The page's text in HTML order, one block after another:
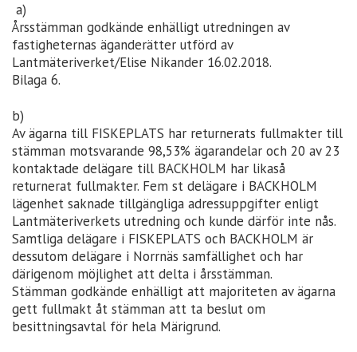
a)
Årsstämman godkände enhälligt utredningen av
fastigheternas äganderätter utförd av
Lantmäteriverket/Elise Nikander 16.02.2018.
Bilaga 6.
b)
Av ägarna till FISKEPLATS har returnerats fullmakter till
stämman motsvarande 98,53% ägarandelar och 20 av 23
kontaktade delägare till BACKHOLM har likaså
returnerat fullmakter. Fem st delägare i BACKHOLM
lägenhet saknade tillgängliga adressuppgifter enligt
Lantmäteriverkets utredning och kunde därför inte nås.
Samtliga delägare i FISKEPLATS och BACKHOLM är
dessutom delägare i Norrnäs samfällighet och har
därigenom möjlighet att delta i årsstämman.
Stämman godkände enhälligt att majoriteten av ägarna
gett fullmakt åt stämman att ta beslut om
besittningsavtal för hela Märigrund.